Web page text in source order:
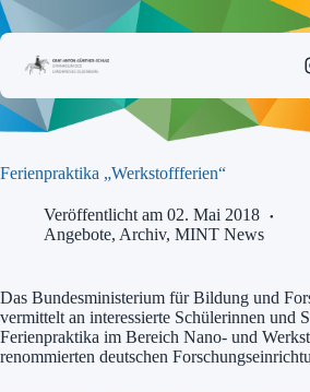
Zum
Inhalt
Ferienpraktika „Werkstoffferien“
Veröffentlicht am 02. Mai 2018
Angebote, Archiv, MINT News
Das Bundesministerium für Bildung und
vermittelt an interessierte Schülerinnen und
Ferienpraktika im Bereich Nano- und
renommierten deutschen